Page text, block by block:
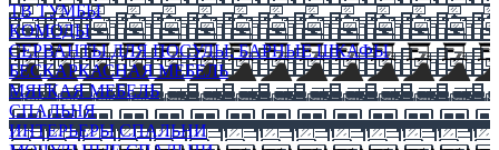
ТВ ТУМБЫ
КОМОДЫ
СЕРВАНТЫ ДЛЯ ПОСУДЫ, БАРНЫЕ ШКАФЫ
БЕСКАРКАСНАЯ МЕБЕЛЬ
МЯГКАЯ МЕБЕЛЬ
СПАЛЬНЯ
ИНТЕРЬЕРЫ СПАЛЬНИ